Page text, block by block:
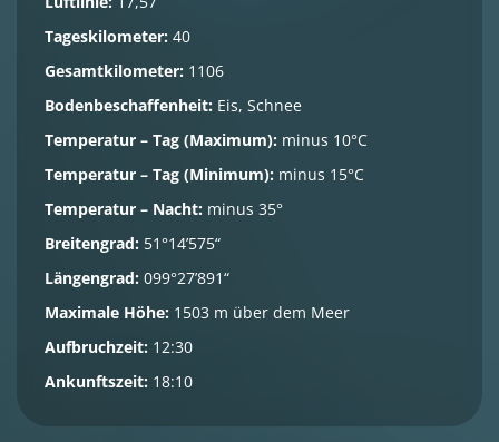
Tageskilometer: 40
Gesamtkilometer: 1106
Bodenbeschaffenheit: Eis, Schnee
Temperatur – Tag (Maximum): minus 10°C
Temperatur – Tag (Minimum): minus 15°C
Temperatur – Nacht: minus 35°
Breitengrad: 51°14’575“
Längengrad: 099°27’891“
Maximale Höhe: 1503 m über dem Meer
Aufbruchzeit: 12:30
Ankunftszeit: 18:10